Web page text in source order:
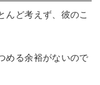
んど考えず、彼のこ
める余裕がないので